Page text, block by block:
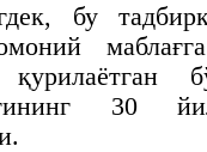
бу
30